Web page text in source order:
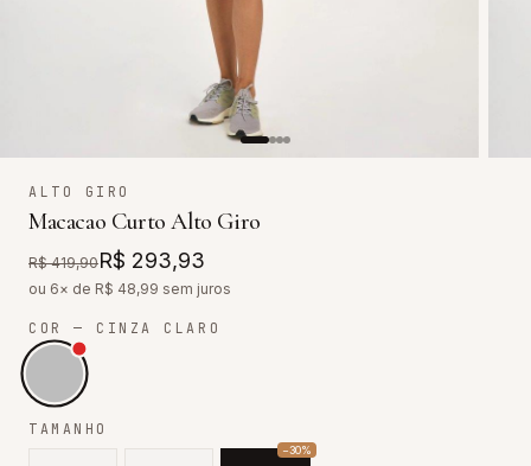
ALTO GIRO
Macacao Curto Alto Giro
R$ 419,90R$ 293,93
ou 6× de R$ 48,99 sem juros
COR — CINZA CLARO
TAMANHO
−30%